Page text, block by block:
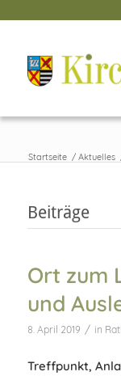
Startseite / Aktuelles
Beiträge
Ort zum
und
8. April 2019 / in
Treffpunkt,